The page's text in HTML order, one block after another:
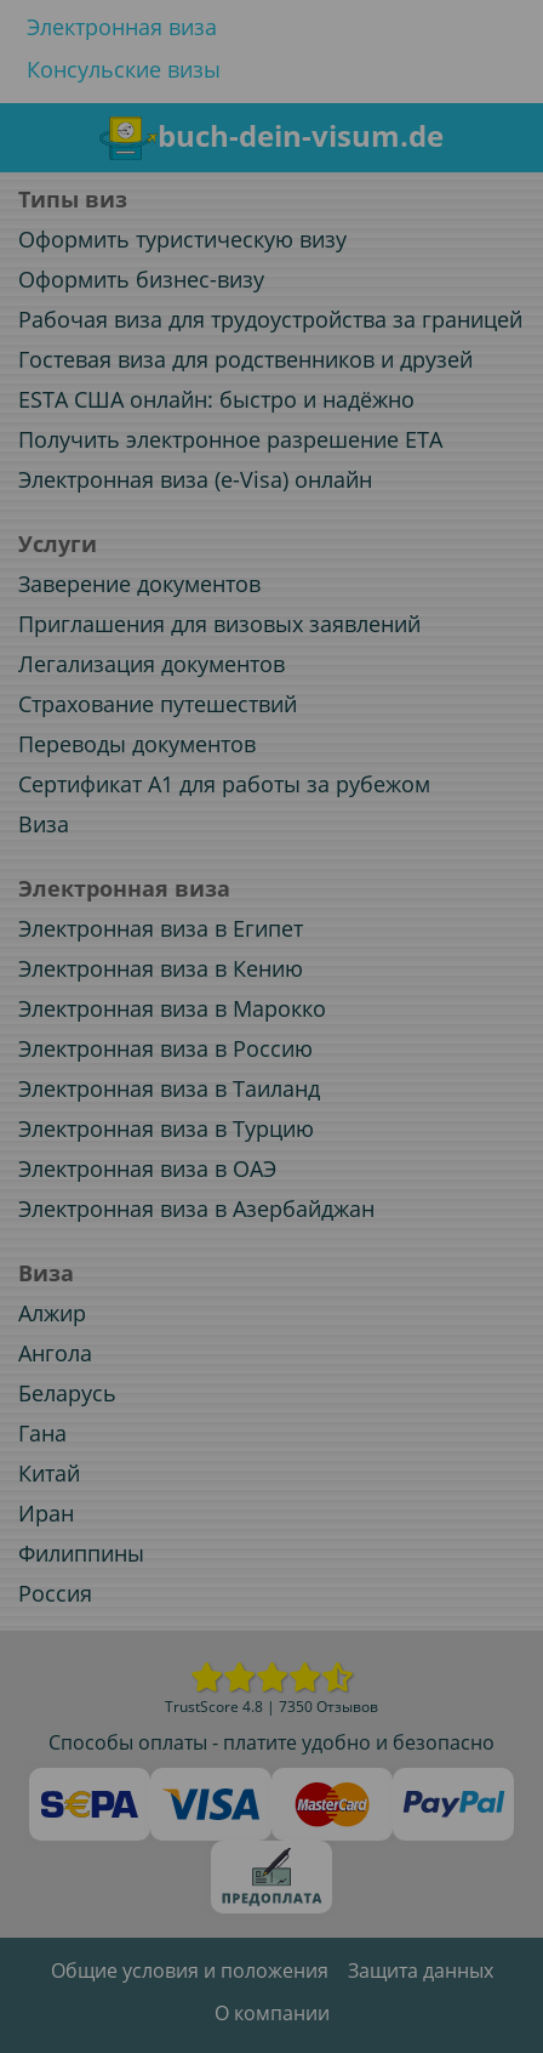
Электронная виза
Консульские визы
buch-dein-visum.de
Типы виз
Оформить туристическую визу
Оформить бизнес-визу
Рабочая виза для трудоустройства за границей
Гостевая виза для родственников и друзей
ESTA США онлайн: быстро и надёжно
Получить электронное разрешение ETA
Электронная виза (e-Visa) онлайн
Услуги
Заверение документов
Приглашения для визовых заявлений
Легализация документов
Страхование путешествий
Переводы документов
Сертификат A1 для работы за рубежом
Виза
Электронная виза
Электронная виза в Египет
Электронная виза в Кению
Электронная виза в Марокко
Электронная виза в Россию
Электронная виза в Таиланд
Электронная виза в Турцию
Электронная виза в ОАЭ
Электронная виза в Азербайджан
Виза
Алжир
Ангола
Беларусь
Гана
Китай
Иран
Филиппины
Россия
TrustScore 4.8 | 7350 Отзывов
Способы оплаты - платите удобно и безопасно
Общие условия и положения
Защита данных
О компании